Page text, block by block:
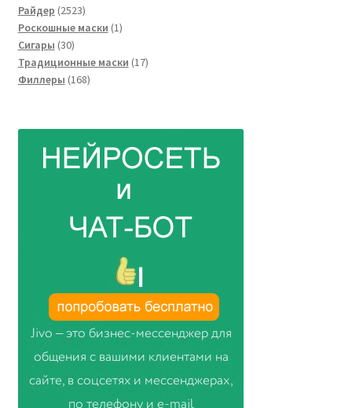
Райдер 25232523
товара
Роскошные маски 11
Сигары 3030
товаров
Традиционные маски 1717
Филлеры 168168